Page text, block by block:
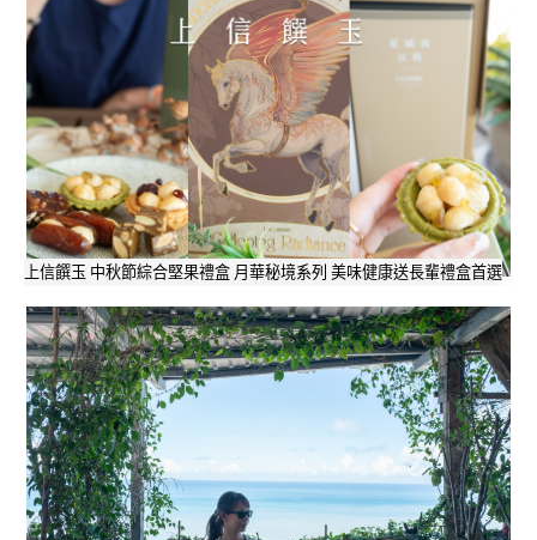
上信饌玉 中秋節綜合堅果禮盒 月華秘境系列 美味健康送長輩禮盒首選